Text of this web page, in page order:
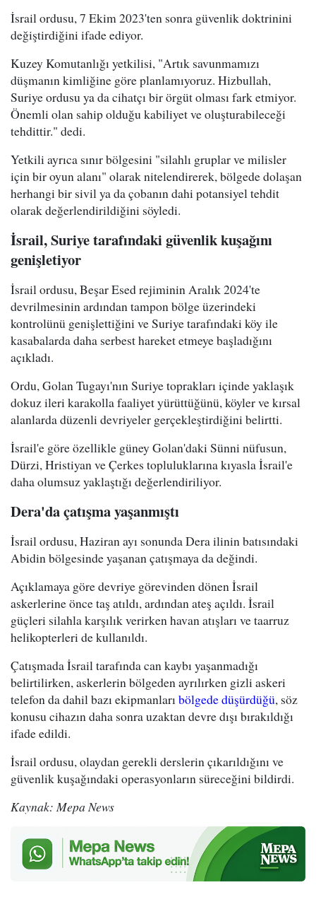
İsrail ordusu, 7 Ekim 2023'ten sonra güvenlik doktrinini
değiştirdiğini ifade ediyor.
Kuzey Komutanlığı yetkilisi, "Artık savunmamızı
düşmanın kimliğine göre planlamıyoruz. Hizbullah,
Suriye ordusu ya da cihatçı bir örgüt olması fark etmiyor.
Önemli olan sahip olduğu kabiliyet ve oluşturabileceği
tehdittir." dedi.
Yetkili ayrıca sınır bölgesini "silahlı gruplar ve milisler
için bir oyun alanı" olarak nitelendirerek, bölgede dolaşan
herhangi bir sivil ya da çobanın dahi potansiyel tehdit
olarak değerlendirildiğini söyledi.
İsrail, Suriye tarafındaki güvenlik kuşağını
genişletiyor
İsrail ordusu, Beşar Esed rejiminin Aralık 2024'te
devrilmesinin ardından tampon bölge üzerindeki
kontrolünü genişlettiğini ve Suriye tarafındaki köy ile
kasabalarda daha serbest hareket etmeye başladığını
açıkladı.
Ordu, Golan Tugayı'nın Suriye toprakları içinde yaklaşık
dokuz ileri karakolla faaliyet yürüttüğünü, köyler ve kırsal
alanlarda düzenli devriyeler gerçekleştirdiğini belirtti.
İsrail'e göre özellikle güney Golan'daki Sünni nüfusun,
Dürzi, Hristiyan ve Çerkes topluluklarına kıyasla İsrail'e
daha olumsuz yaklaştığı değerlendiriliyor.
Dera'da çatışma yaşanmıştı
İsrail ordusu, Haziran ayı sonunda Dera ilinin batısındaki
Abidin bölgesinde yaşanan çatışmaya da değindi.
Açıklamaya göre devriye görevinden dönen İsrail
askerlerine önce taş atıldı, ardından ateş açıldı. İsrail
güçleri silahla karşılık verirken havan atışları ve taarruz
helikopterleri de kullanıldı.
Çatışmada İsrail tarafında can kaybı yaşanmadığı
belirtilirken, askerlerin bölgeden ayrılırken gizli askeri
telefon da dahil bazı ekipmanlarıbölgede düşürdüğü, söz
konusu cihazın daha sonra uzaktan devre dışı bırakıldığı
ifade edildi.
İsrail ordusu, olaydan gerekli derslerin çıkarıldığını ve
güvenlik kuşağındaki operasyonların süreceğini bildirdi.
Kaynak: Mepa News